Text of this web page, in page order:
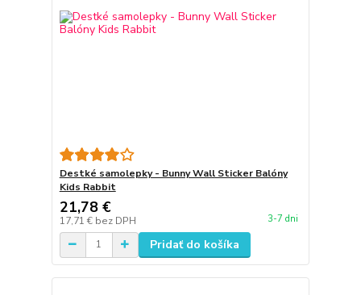
Destké samolepky - Bunny Wall Sticker Balóny
Kids Rabbit
21,78 €
17,71 € bez DPH 3-7 dni
Pridať do košíka